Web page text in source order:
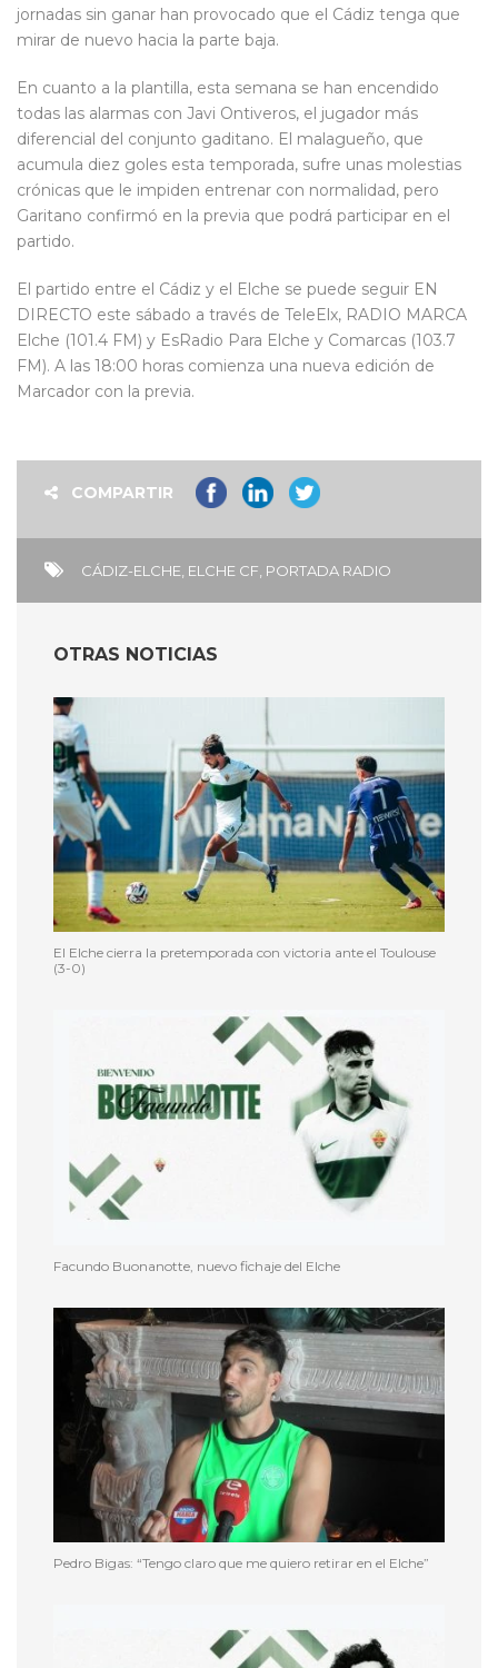
jornadas sin ganar han provocado que el Cádiz tenga que
mirar de nuevo hacia la parte baja.
En cuanto a la plantilla, esta semana se han encendido
todas las alarmas con Javi Ontiveros, el jugador más
diferencial del conjunto gaditano. El malagueño, que
acumula diez goles esta temporada, sufre unas molestias
crónicas que le impiden entrenar con normalidad, pero
Garitano confirmó en la previa que podrá participar en el
partido.
El partido entre el Cádiz y el Elche se puede seguir EN
DIRECTO este sábado a través de TeleElx, RADIO MARCA
Elche (101.4 FM) y EsRadio Para Elche y Comarcas (103.7
FM). A las 18:00 horas comienza una nueva edición de
Marcador con la previa.
COMPARTIR
CÁDIZ-ELCHE ELCHE CF PORTADA RADIO
OTRAS NOTICIAS
El Elche cierra la pretemporada con victoria ante el Toulouse
(3-0)
Facundo Buonanotte, nuevo fichaje del Elche
Pedro Bigas: “Tengo claro que me quiero retirar en el Elche”